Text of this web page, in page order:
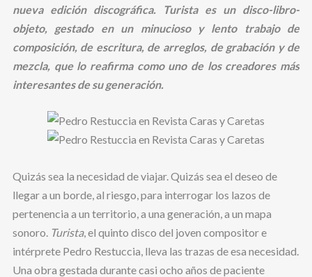
nueva edición discográfica. Turista es un disco-libro-
objeto, gestado en un minucioso y lento trabajo de
composición, de escritura, de arreglos, de grabación y de
mezcla, que lo reafirma como uno de los creadores más
interesantes de su generación.
Quizás sea la necesidad de viajar. Quizás sea el deseo de
llegar a un borde, al riesgo, para interrogar los lazos de
pertenencia a un territorio, a una generación, a un mapa
sonoro. Turista, el quinto disco del joven compositor e
intérprete Pedro Restuccia, lleva las trazas de esa necesidad.
Una obra gestada durante casi ocho años de paciente